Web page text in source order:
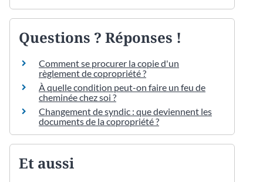
Questions ? Réponses !
Comment se procurer la copie d'un
règlement de copropriété ?
À quelle condition peut-on faire un feu de
cheminée chez soi ?
Changement de syndic : que deviennent les
documents de la copropriété ?
Et aussi